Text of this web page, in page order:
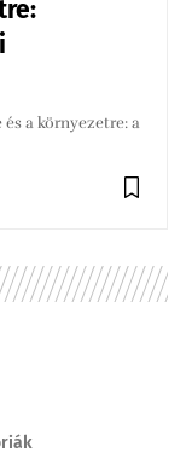
a környezetre: a